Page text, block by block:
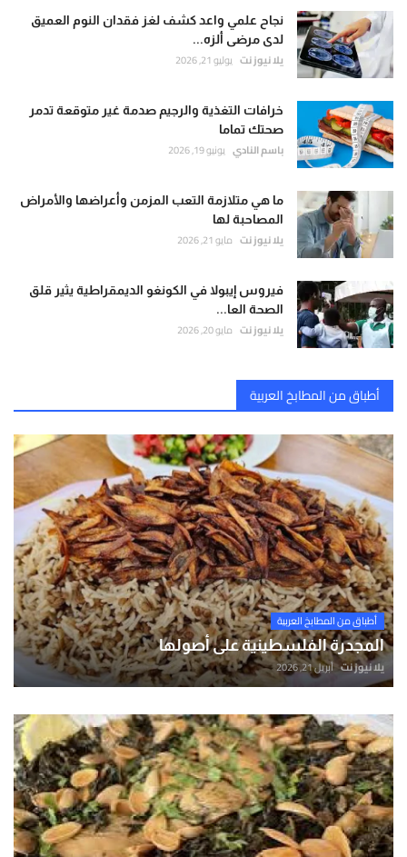
نجاح علمي واعد كشف لغز فقدان النوم العميق
لدى مرضى ألزه...
يلا نيوز نت يوليو 21, 2026
خرافات التغذية والرجيم صدمة غير متوقعة تدمر
صحتك تماما
باسم النادي يونيو 19, 2026
ما هي متلازمة التعب المزمن وأعراضها والأمراض
المصاحبة لها
يلا نيوز نت مايو 21, 2026
فيروس إيبولا في الكونغو الديمقراطية يثير قلق
الصحة العا...
يلا نيوز نت مايو 20, 2026
أطباق من المطابخ العربية
أطباق من المطابخ العربية
المجدرة الفلسطينية على أصولها
يلا نيوز نت أبريل 21, 2026